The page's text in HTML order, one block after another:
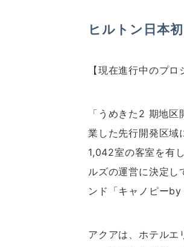
ヒルトン日本
【現在進行中のプロ
「うめきた2 期地
業した先行開発区域
1,042室の客室を有
ルズの運営に決定し
ンド「キャノピー
アクアは、ホテルエ